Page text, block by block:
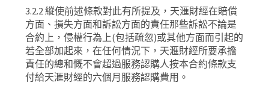
3.2.2縱使前述條款對此有所提及，天滙財經在賠償
方面、損失方面和訴訟方面的責任那些訴訟不論是
合約上，侵權行為上(包括疏忽)或其他方面而引起的
若全部加起來，在任何情況下，天滙財經所要承擔
責任的總和慨不會超過服務認購人按本合約條款支
付給天滙財經的六個月服務認購費用。